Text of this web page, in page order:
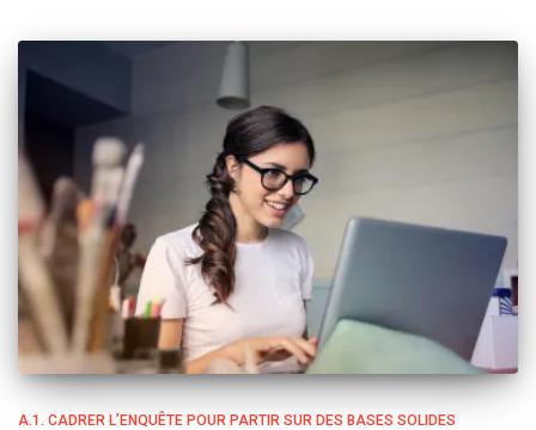
A.1. CADRER L’ENQUÊTE POUR PARTIR SUR DES BASES SOLIDES